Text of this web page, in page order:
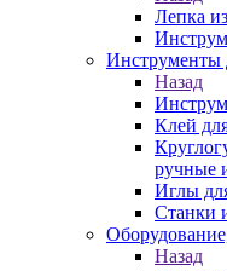
Лепка
Инструменты
Назад
Клей
ручные
Иглы
Станки
Назад